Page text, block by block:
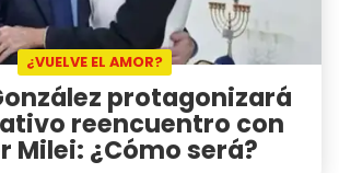
¿VUELVE EL AMOR?
protagonizará
reencuentro con
Milei: ¿Cómo será?